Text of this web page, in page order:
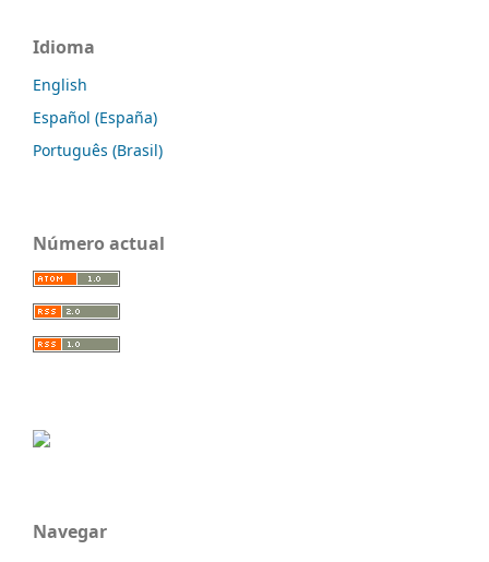
Idioma
English
Español (España)
Português (Brasil)
Número actual
Navegar